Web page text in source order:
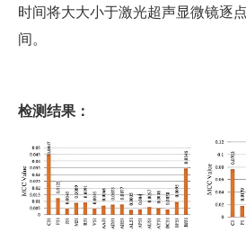
时间将大大小于激光超声显微镜逐
间。
检测结果：